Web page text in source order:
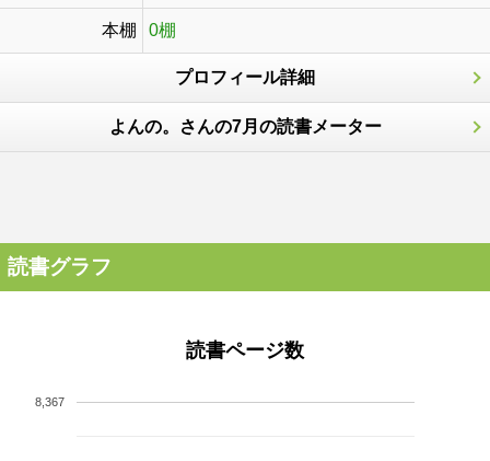
本棚 0棚
プロフィール詳細
よんの。さんの7月の読書メーター
読書グラフ
読書ページ数
8,367